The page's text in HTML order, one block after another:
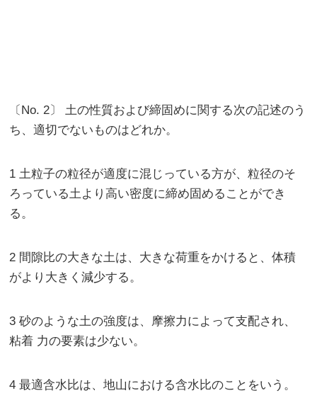
〔No. 2〕 土の性質および締固めに関する次の記述のう
ち、適切でないものはどれか。
1 土粒子の粒径が適度に混じっている方が、粒径のそ
ろっている土より高い密度に締め固めることができ
る。
2 間隙比の大きな土は、大きな荷重をかけると、体積
がより大きく減少する。
3 砂のような土の強度は、摩擦力によって支配され、
粘着 力の要素は少ない。
4 最適含水比は、地山における含水比のことをいう。